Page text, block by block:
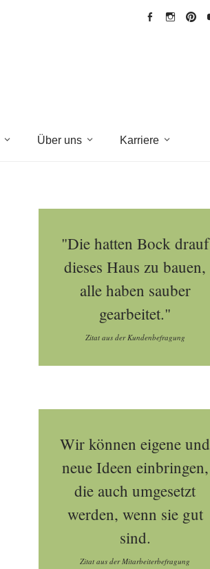
Über uns Karriere
"Die hatten Bock drauf
dieses Haus zu bauen,
alle haben sauber
gearbeitet."
Zitat aus der Kundenbefragung
Wir können eigene und
neue Ideen einbringen,
die auch umgesetzt
werden, wenn sie gut
sind.
Zitat aus der Mitarbeiterbefragung